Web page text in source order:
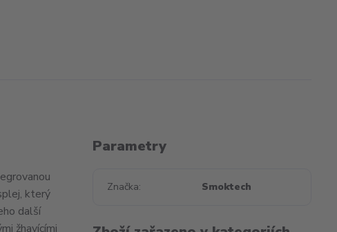
který
další
žhavícími
Parametry
Značka Smoktech